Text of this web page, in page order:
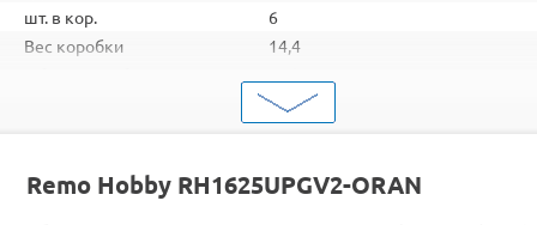
шт. в кор.
6
Вес коробки
14,4
2000000235431
Масштаб
1/16
Remo Hobby RH1625UPGV2-ORAN